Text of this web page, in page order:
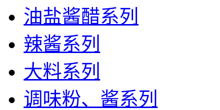
油盐酱醋系列
辣酱系列
大料系列
调味粉、酱系列